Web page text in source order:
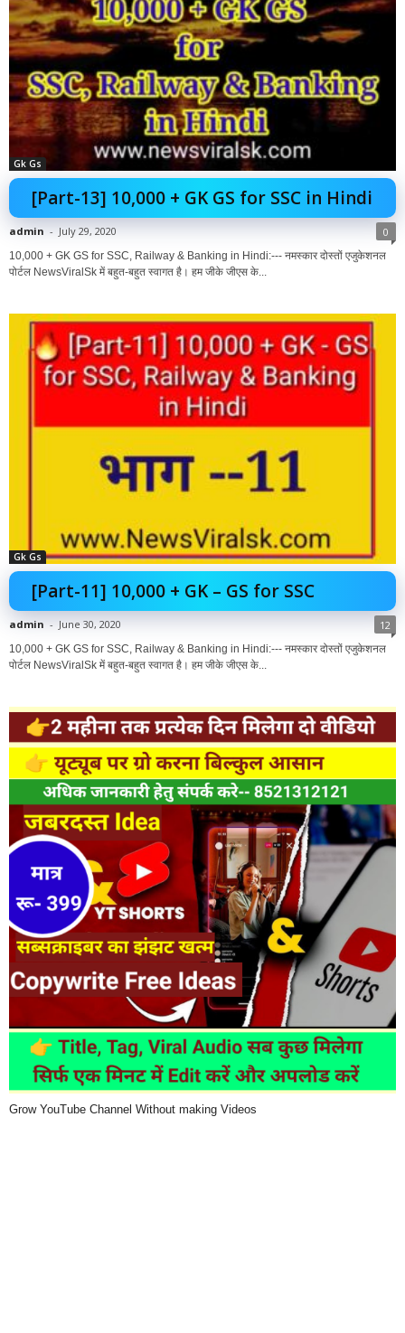
Gk Gs
[Part-13] 10,000 + GK GS for SSC in Hindi
admin - July 29, 2020 0
10,000 + GK GS for SSC, Railway & Banking in Hindi:--- नमस्कार दोस्तों एजुकेशनल
पोर्टल NewsViralSk में बहुत-बहुत स्वागत है। हम जीके जीएस के...
Gk Gs
[Part-11] 10,000 + GK – GS for SSC
admin - June 30, 2020 12
10,000 + GK GS for SSC, Railway & Banking in Hindi:--- नमस्कार दोस्तों एजुकेशनल
पोर्टल NewsViralSk में बहुत-बहुत स्वागत है। हम जीके जीएस के...
Grow YouTube Channel Without making Videos